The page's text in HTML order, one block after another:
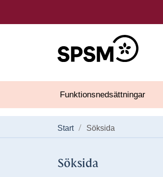
Funktionsnedsättningar
Start Söksida
Söksida